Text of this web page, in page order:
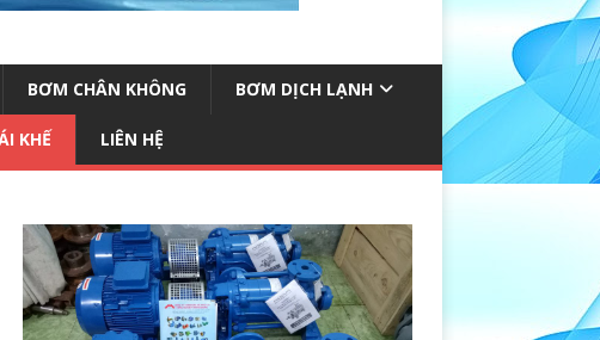
BƠM CHÂN KHÔNG BƠM DỊCH LẠNH
KHẾ LIÊN HỆ